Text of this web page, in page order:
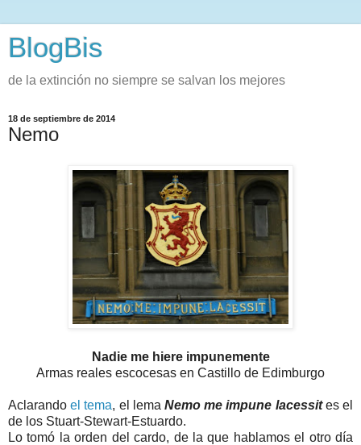
BlogBis
de la extinción no siempre se salvan los mejores
18 de septiembre de 2014
Nemo
Nadie me hiere impunemente
Armas reales escocesas en Castillo de Edimburgo
Aclarandoel tema, el lemaNemo me impune lacessit es el
de los Stuart-Stewart-Estuardo.
Lo tomó la orden del cardo, de la que hablamos el otro día